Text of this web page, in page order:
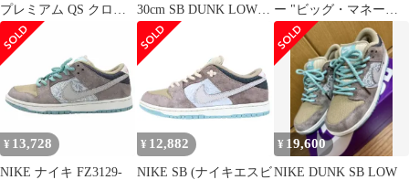
プレミアム QS クロフ
ィッシュ (245)
30cm SB DUNK LOW
PRO PRM BIG MONEY
SAVINGS FZ3129-200
スケートボーディング
ダンク ロー ブラウン
88000125
ー "ビッグ・マネー・
セービング"
¥ 13,728
NIKE ナイキ FZ3129-
¥ 12,882
NIKE SB (ナイキエスビ
¥ 19,600
NIKE DUNK SB LOW